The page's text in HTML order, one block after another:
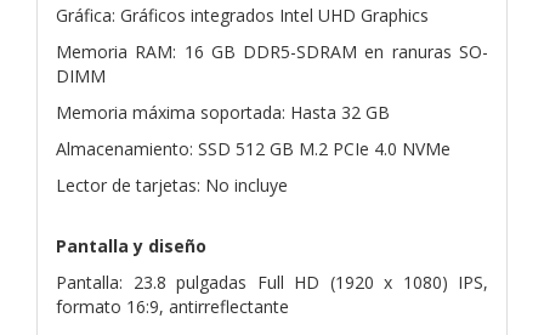
Gráfica: Gráficos integrados Intel UHD Graphics
Memoria RAM: 16 GB DDR5-SDRAM en ranuras SO-
DIMM
Memoria máxima soportada: Hasta 32 GB
Almacenamiento: SSD 512 GB M.2 PCIe 4.0 NVMe
Lector de tarjetas: No incluye
Pantalla y diseño
Pantalla: 23.8 pulgadas Full HD (1920 x 1080) IPS,
formato 16:9, antirreflectante